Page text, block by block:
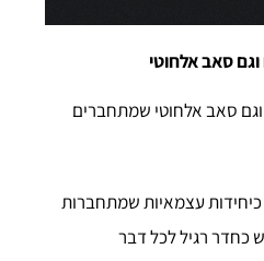
סאב אלחוטי
וגם סאב אלחוטי שמתחברים
עצמאיות שמתחברות